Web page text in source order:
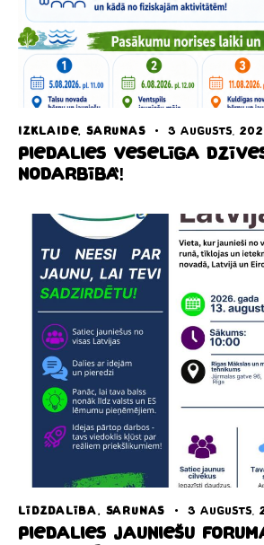
IZKLAIDE,SARUNAS 3 augusts,
Piedalies veselīga
nodarbībā!
LĪDZDALĪBA, SARUNAS 3 augusts,
Piedalies jauniešu